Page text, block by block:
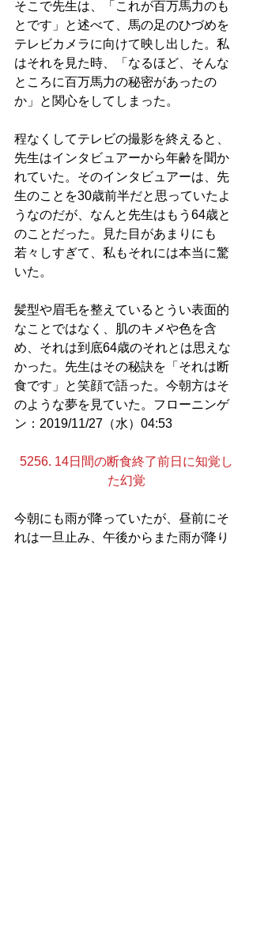
そこで先生は、「これが百万馬力のも
とです」と述べて、馬の足のひづめを
テレビカメラに向けて映し出した。私
はそれを見た時、「なるほど、そんな
ところに百万馬力の秘密があったの
か」と関心をしてしまった。
程なくしてテレビの撮影を終えると、
先生はインタビュアーから年齢を聞か
れていた。そのインタビュアーは、先
生のことを30歳前半だと思っていたよ
うなのだが、なんと先生はもう64歳と
のことだった。見た目があまりにも
若々しすぎて、私もそれには本当に驚
いた。
髪型や眉毛を整えているとうい表面的
なことではなく、肌のキメや色を含
め、それは到底64歳のそれとは思えな
かった。先生はその秘訣を「それは断
食です」と笑顔で語った。今朝方はそ
のような夢を見ていた。フローニンゲ
ン：2019/11/27（水）04:53
5256. 14日間の断食終了前日に知覚し
た幻覚
今朝にも雨が降っていたが、昼前にそ
れは一旦止み、午後からまた雨が降り